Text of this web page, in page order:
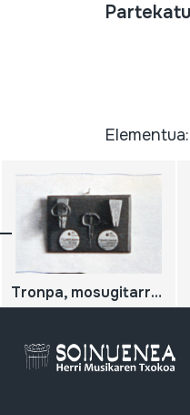
Partekatu
Tronpa, mosugitarra, mosumusika